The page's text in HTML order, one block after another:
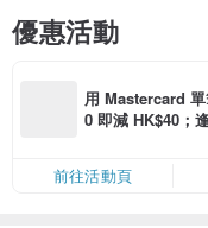
優惠活動
用 Mastercard
0 即減 HK$40；
卡」結帳）
前往活動頁